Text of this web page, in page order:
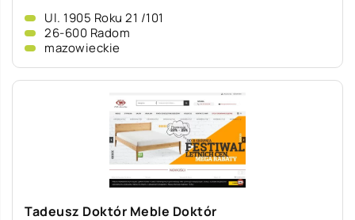
Ul. 1905 Roku 21 /101
26-600 Radom
mazowieckie
Tadeusz Doktór Meble Doktór